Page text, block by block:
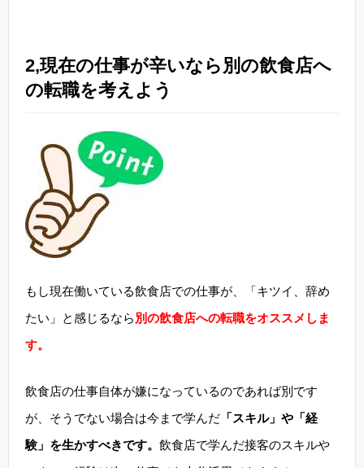
2,現在の仕事が辛いなら別の飲食店へ
の転職を考えよう
もし現在働いている飲食店での仕事が、「キツイ、辞め
たい」と感じるなら別の飲食店への転職をオススメしま
す。
飲食店の仕事自体が嫌になっているのであれば別です
が、そうでない場合は今まで学んだ 「スキル」や「経
験」を生かすべきです。 飲食店で学んだ接客のスキルや